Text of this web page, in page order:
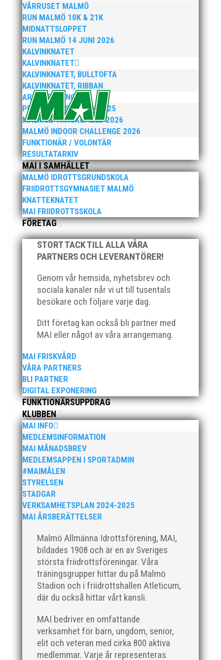
VÅRRUSET MALMÖ
RUN MALMÖ 10K & 21K
MIDNATTSLOPPET
RUN MALMÖ 14 JUNI 2026
KALVINKNATET
KALVINKNATET
KALVINKNATET, BULLTOFTA
KALVINKNATET, RIBBAN
ARENATÄVLINGAR
PEPPARKAKSSPELEN 2025
MALMOE TRACK&FIELD 2026
MALMÖ INDOOR CHALLENGE 2026
FUNKTIONÄR / VOLONTÄR
RESULTATARKIV
MAI I SAMHÄLLET
MALMÖ IDROTTSGRUNDSKOLA
FRIIDROTTSGYMNASIET MALMÖ
KNATTEKNATET
MAI FRIIDROTTSSKOLA
FÖRETAG
STORT TACK TILL ALLA VÅRA
PARTNERS OCH LEVERANTÖRER!
Genom vår hemsida, nyhetsbrev och
sociala kanaler når vi ut till tusentals
besökare och följare varje dag.
Ditt företag kan också bli partner med
MAI eller något av våra arrangemang.
MAI FRISKVÅRD
VÅRA PARTNERS
BLI PARTNER
DIGITAL EXPONERING
FUNKTIONÄRSUPPDRAG
KLUBBEN
MAI INFO
MEDLEMSINFORMATION
MAI MÅNADSBREV
MEDLEMSAPPEN I SPORTADMIN
#MAIMÅLEN
STYRELSEN
STADGAR
VERKSAMHETSPLAN 2024-2025
MAI ÅRSBERÄTTELSER
Malmö Allmänna Idrottsförening, MAI,
bildades 1908 och är en av Sveriges
största friidrottsföreningar. Våra
träningsgrupper hittar du på Malmö
Stadion och i friidrottshallen Atleticum,
där du också hittar vårt kansli.
MAI bedriver en omfattande
verksamhet för barn, ungdom, senior,
elit och veteran med cirka 800 aktiva
medlemmar. Varje år representeras
RESULTAT LIVE
Här ser du resultat live från
Pepparkaksspelen 2024
Resultat live!

STARTLISTA
Anmälda till Pepparkaksspelen 2024 hittar du
på EasyRecord.se
N
Info om avprickning,
se Tävlings-PM.
Till avprickningen!
R
NYBÖRJARINFO
Här är information för dig eller ditt barn som
tävlar för första gången.
Ladda ner!